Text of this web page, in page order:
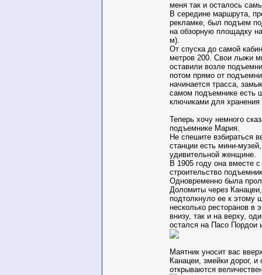
меня так и осталось
В середине маршрута,
рекламке, был подъем
на обзорную площадку
м).
От спуска до самой
метров 200. Свои лыжи
оставили возле
потом прямо от
начинается трасса,
самом подъемнике есть
ключиками для
Теперь хочу немного
подъемнике Мария.
Не спешите взбираться
станции есть мини-
удивительной женщине.
В 1905 году она вместе
строительство
Одновременно была
Доломиты через
подтолкнуло ее к этому
несколько ресторанов в
внизу, так и на верху,
остался на Пасо Пордои
Маятник уносит вас
Канацеи, змейки дорог, и
открываются